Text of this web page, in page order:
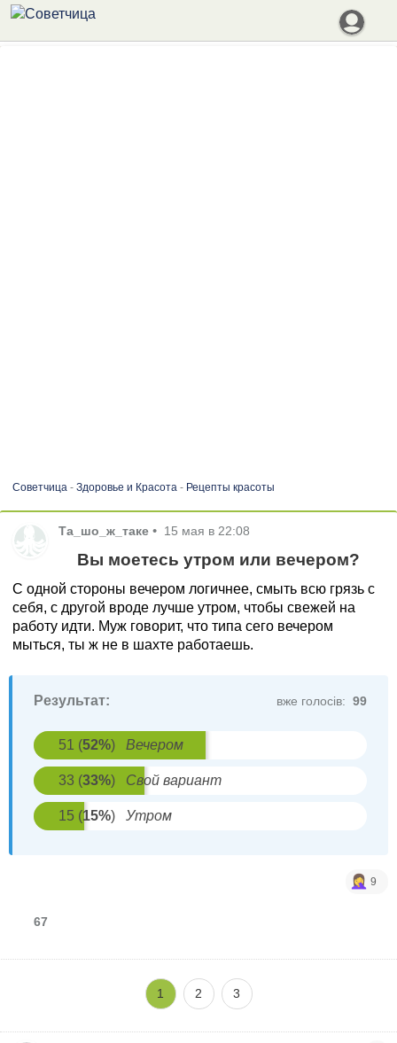
Советчица- Здоровье и Красота- Рецепты красоты
Та_шо_ж_таке • 15 мая в 22:08
Вы моетесь утром или вечером?
С одной стороны вечером логичнее, смыть всю грязь с
себя, с другой вроде лучше утром, чтобы свежей на
работу идти. Муж говорит, что типа сего вечером
мыться, ты ж не в шахте работаешь.
Результат: вже голосів: 99
51 (52%) Вечером
33 (33%) Свой вариант
15 (15%) Утром
9
67
1 2 3